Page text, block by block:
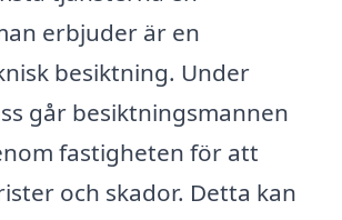
erbjuder är en
besiktning. Under
går besiktningsmannen
fastigheten för att
och skador. Detta kan